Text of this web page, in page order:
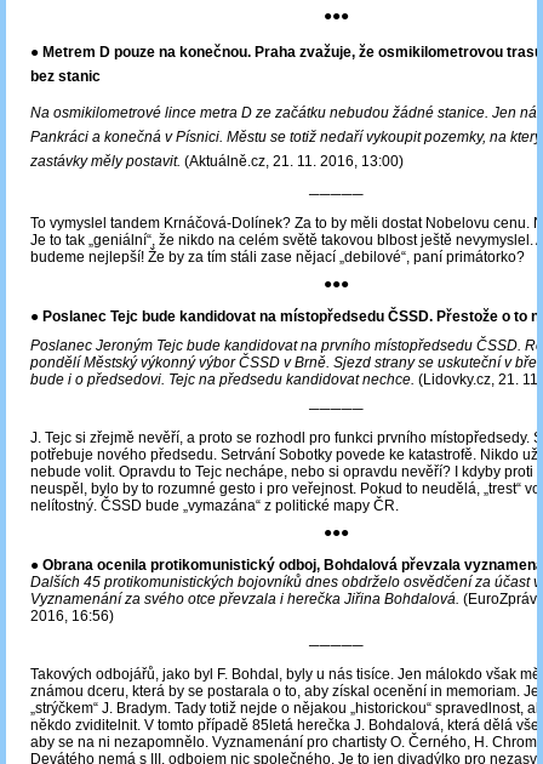
●●●
● Metrem D pouze na konečnou. Praha zvažuje, že osmikilometrovou
bez stanic
Na osmikilometrové lince metra D ze začátku nebudou žádné stanice. Jen
Pankráci a konečná v Písnici. Městu se totiž nedaří vykoupit pozemky, na
zastávky měly postavit. (Aktuálně.cz, 21. 11. 2016, 13:00)
─────
To vymyslel tandem Krnáčová-Dolínek? Za to by měli dostat Nobelovu cenu.
Je to tak „geniální“, že nikdo na celém světě takovou blbost ještě nevymyslel.
budeme nejlepší! Že by za tím stáli zase nějací „debilové“, paní primátorko?
●●●
● Poslanec Tejc bude kandidovat na místopředsedu ČSSD. Přestože o to
Poslanec Jeroným Tejc bude kandidovat na prvního místopředsedu ČSSD.
pondělí Městský výkonný výbor ČSSD v Brně. Sjezd strany se uskuteční v
bude i o předsedovi. Tejc na předsedu kandidovat nechce. (Lidovky.cz, 21.
─────
J. Tejc si zřejmě nevěří, a proto se rozhodl pro funkci prvního místopředsedy.
potřebuje nového předsedu. Setrvání Sobotky povede ke katastrofě. Nikdo už
nebude volit. Opravdu to Tejc nechápe, nebo si opravdu nevěří? I kdyby proti
neuspěl, bylo by to rozumné gesto i pro veřejnost. Pokud to neudělá, „trest“
nelítostný. ČSSD bude „vymazána“ z politické mapy ČR.
●●●
● Obrana ocenila protikomunistický odboj, Bohdalová převzala
Dalších 45 protikomunistických bojovníků dnes obdrželo osvědčení za účast
Vyznamenání za svého otce převzala i herečka Jiřina Bohdalová.
2016, 16:56)
─────
Takových odbojářů, jako byl F. Bohdal, byly u nás tisíce. Jen málokdo však
známou dceru, která by se postarala o to, aby získal ocenění in memoriam. Je
„strýčkem“ J. Bradym. Tady totiž nejde o nějakou „historickou“ spravedlnost,
někdo zviditelnit. V tomto případě 85letá herečka J. Bohdalová, která dělá
aby se na ni nezapomnělo. Vyznamenání pro chartisty O. Černého, H.
Devátého nemá s III. odbojem nic společného. Je to jen divadýlko pro